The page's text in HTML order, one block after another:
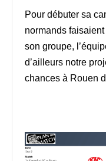
Pour débuter sa
normands
son groupe,
d’ailleurs notre
chances à Rouen